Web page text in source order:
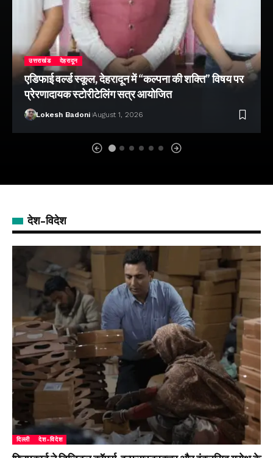
उत्तराखंड देहरादून
एडिफाई वर्ल्ड स्कूल, देहरादून में “कल्पना की शक्ति” विषय पर
प्रेरणादायक स्टोरीटेलिंग सत्र आयोजित
Lokesh Badoni August 1, 2026
देश-विदेश
दिल्ली देश-विदेश